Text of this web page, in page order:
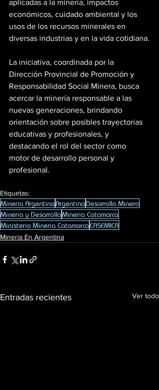
aplicadas a la minería, impactos
económicos, cuidado ambiental y los
usos de los recursos minerales en
diversas industrias y en la vida cotidiana.
La iniciativa, coordinada por la
Dirección Provincial de Promoción y
Responsabilidad Social Minera, busca
acercar la minería responsable a las
nuevas generaciones, brindando
orientación sobre posibles trayectorias
educativas y profesionales, y
destacando el rol del sector como
motor de desarrollo personal y
profesional.
Etiquetas:
Mineria ArgentinaArgentinaDesarrollo Minero
Mineria y DesarrolloMineria Catamarca
Ministerio Mineria CatamarcaCASEMICA
Mineria En Argentina
Entradas recientes Ver todo